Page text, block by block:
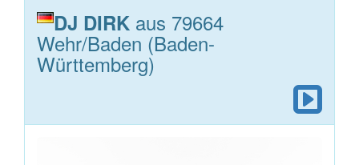
DJ DIRK aus 79664
Wehr/Baden (Baden-
Württemberg)